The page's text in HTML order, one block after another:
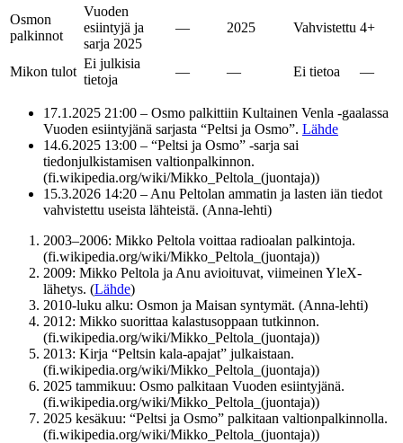
Osmon
palkinnot
Vuoden
esiintyjä ja
sarja 2025
— 2025 Vahvistettu 4+
Mikon tulot
Ei julkisia
tietoja
— — Ei tietoa —
17.1.2025 21:00 – Osmo palkittiin Kultainen Venla -gaalassa
Vuoden esiintyjänä sarjasta “Peltsi ja Osmo”. Lähde
14.6.2025 13:00 – “Peltsi ja Osmo” -sarja sai
tiedonjulkistamisen valtionpalkinnon.
(fi.wikipedia.org/wiki/Mikko_Peltola_(juontaja))
15.3.2026 14:20 – Anu Peltolan ammatin ja lasten iän tiedot
vahvistettu useista lähteistä. (Anna-lehti)
2003–2006: Mikko Peltola voittaa radioalan palkintoja.
(fi.wikipedia.org/wiki/Mikko_Peltola_(juontaja))
2009: Mikko Peltola ja Anu avioituvat, viimeinen YleX-
lähetys. (Lähde)
2010-luku alku: Osmon ja Maisan syntymät. (Anna-lehti)
2012: Mikko suorittaa kalastusoppaan tutkinnon.
(fi.wikipedia.org/wiki/Mikko_Peltola_(juontaja))
2013: Kirja “Peltsin kala-apajat” julkaistaan.
(fi.wikipedia.org/wiki/Mikko_Peltola_(juontaja))
2025 tammikuu: Osmo palkitaan Vuoden esiintyjänä.
(fi.wikipedia.org/wiki/Mikko_Peltola_(juontaja))
2025 kesäkuu: “Peltsi ja Osmo” palkitaan valtionpalkinnolla.
(fi.wikipedia.org/wiki/Mikko_Peltola_(juontaja))